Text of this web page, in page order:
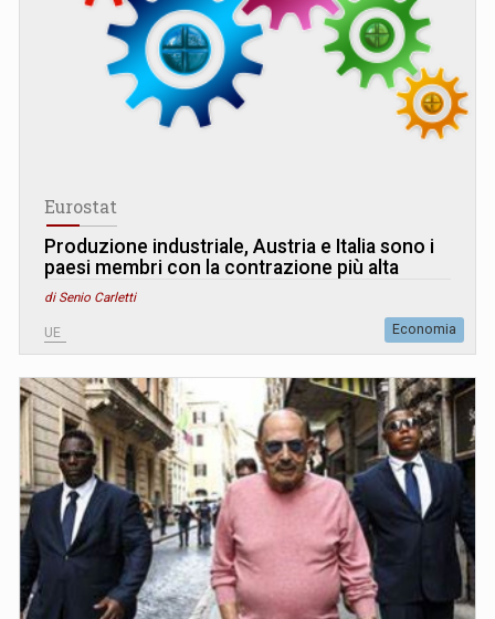
Eurostat
Produzione industriale, Austria e Italia sono i
paesi membri con la contrazione più alta
di Senio Carletti
UE Economia